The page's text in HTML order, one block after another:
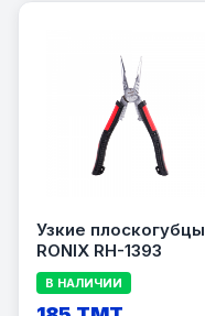
Узкие плоскогубцы
RONIX RH-1393
В НАЛИЧИИ